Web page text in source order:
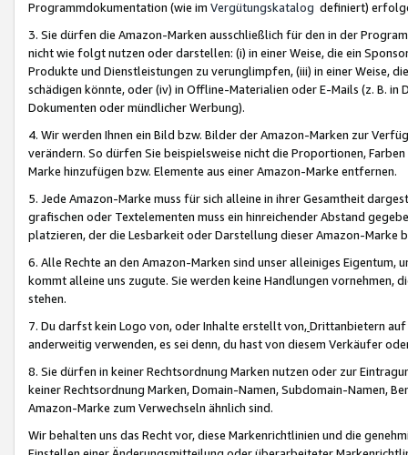
Programmdokumentation (wie im Vergütungskatalog definiert)
3. Sie dürfen die Amazon-Marken ausschließlich für den in der
nicht wie folgt nutzen oder darstellen: (i) in einer Weise, die ein
Produkte und Dienstleistungen zu verunglimpfen, (iii) in einer Weise,
schädigen könnte, oder (iv) in Offline-Materialien oder E-Mails (z. B. in
Dokumenten oder mündlicher Werbung).
4. Wir werden Ihnen ein Bild bzw. Bilder der Amazon-Marken zur
verändern. So dürfen Sie beispielsweise nicht die Proportionen,
Marke hinzufügen bzw. Elemente aus einer Amazon-Marke entfernen.
5. Jede Amazon-Marke muss für sich alleine in ihrer Gesamtheit
grafischen oder Textelementen muss ein hinreichender Abstand
platzieren, der die Lesbarkeit oder Darstellung dieser Amazon-Marke
6. Alle Rechte an den Amazon-Marken sind unser alleiniges
kommt alleine uns zugute. Sie werden keine Handlungen vornehmen,
stehen.
7. Du darfst kein Logo von, oder Inhalte erstellt von,Drittanbietern auf
anderweitig verwenden, es sei denn, du hast von diesem Verkäufer
8. Sie dürfen in keiner Rechtsordnung Marken nutzen oder zur
keiner Rechtsordnung Marken, Domain-Namen, Subdomain-Namen,
Amazon-Marke zum Verwechseln ähnlich sind.
Wir behalten uns das Recht vor, diese Markenrichtlinien und die